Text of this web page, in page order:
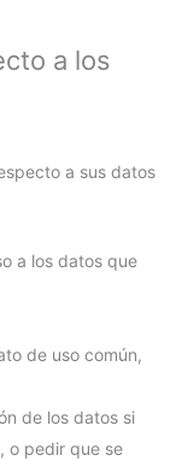
a los
a sus datos
a los datos que
de uso común,
de los datos si
o pedir que se